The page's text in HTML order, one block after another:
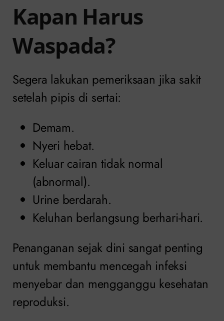
Kapan Harus
Waspada?
Segera lakukan pemeriksaan jika sakit
setelah pipis di sertai:
Demam.
Nyeri hebat.
Keluar cairan tidak normal
(abnormal).
Urine berdarah.
Keluhan berlangsung berhari-hari.
Penanganan sejak dini sangat penting
untuk membantu mencegah infeksi
menyebar dan mengganggu kesehatan
reproduksi.